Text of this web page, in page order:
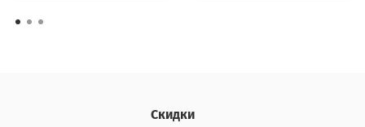
Скидки